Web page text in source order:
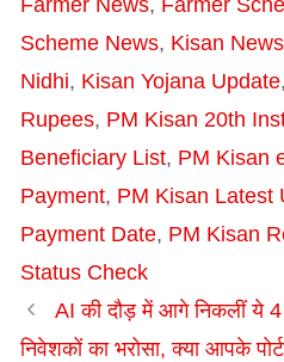
Scheme News, Kisan
Nidhi, Kisan Yojana Update,
Rupees, PM Kisan 20th
Beneficiary List, PM Kisan
Payment, PM Kisan Latest
Payment Date, PM Kisan
Status Check
AI की दौड़ में आगे निकलीं ये 4
निवेशकों का भरोसा, क्या आपके